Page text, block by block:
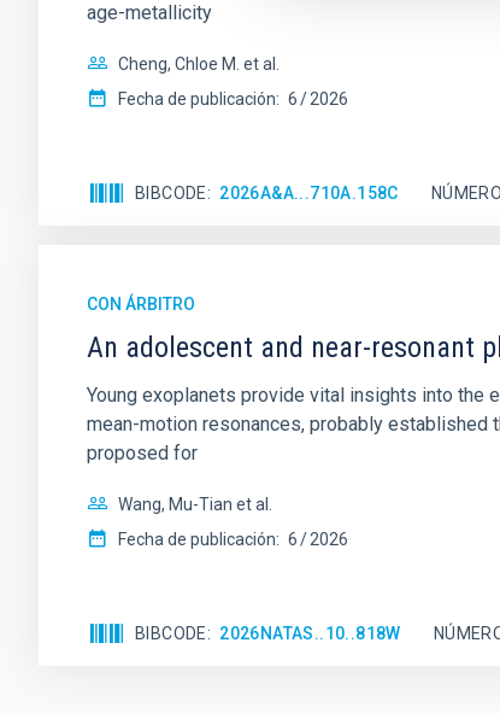
age-metallicity
Cheng, Chloe M. et al.
Fecha de publicación: 6 2026
BIBCODE 2026A&A...710A.158C
CON ÁRBITRO
An adolescent and near-resonant
Young exoplanets provide vital insights into the
mean-motion resonances, probably established
proposed for
Wang, Mu-Tian et al.
Fecha de publicación: 6 2026
BIBCODE 2026NATAS..10..818W